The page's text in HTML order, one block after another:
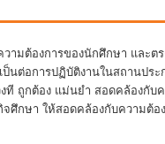
มต้องการของนักศึกษา และต
นต่อการปฏิบัติงานในสถานปร
ถูกต้อง แม่นยำ สอดคล้องกับ
กษา ให้สอดคล้องกับความต้อง